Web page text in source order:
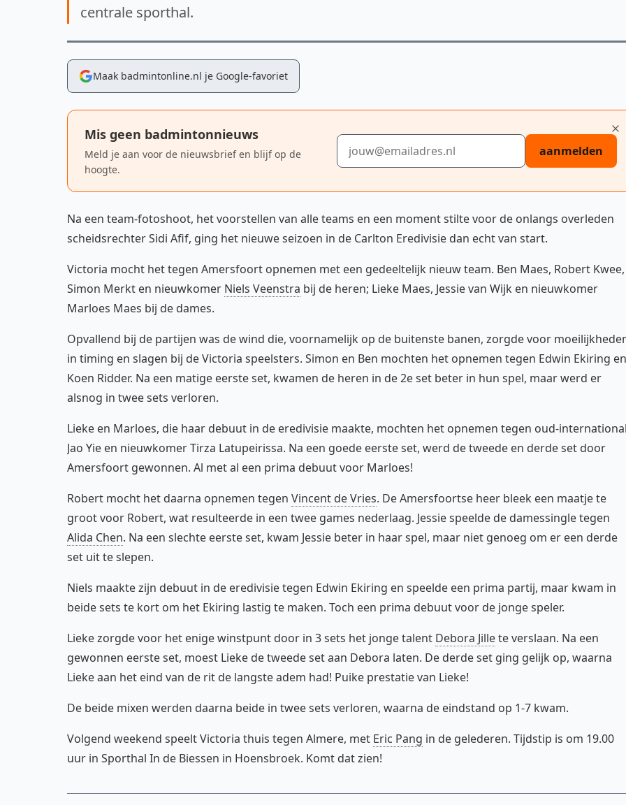
centrale sporthal.
Maak badmintonline.nl je Google-favoriet
Mis geen badmintonnieuws
Meld je aan voor de nieuwsbrief en blijf op de
hoogte.
E-mailadres
aanmelden
Na een team-fotoshoot, het voorstellen van alle teams en een moment stilte voor de onlangs overleden
scheidsrechter Sidi Afif, ging het nieuwe seizoen in de Carlton Eredivisie dan echt van start.
Victoria mocht het tegen Amersfoort opnemen met een gedeeltelijk nieuw team. Ben Maes, Robert Kwee,
Simon Merkt en nieuwkomer Niels Veenstra bij de heren; Lieke Maes, Jessie van Wijk en nieuwkomer
Marloes Maes bij de dames.
Opvallend bij de partijen was de wind die, voornamelijk op de buitenste banen, zorgde voor
in timing en slagen bij de Victoria speelsters. Simon en Ben mochten het opnemen tegen Edwin Ekiring en
Koen Ridder. Na een matige eerste set, kwamen de heren in de 2e set beter in hun spel, maar werd er
alsnog in twee sets verloren.
Lieke en Marloes, die haar debuut in de eredivisie maakte, mochten het opnemen tegen oud-
Jao Yie en nieuwkomer Tirza Latupeirissa. Na een goede eerste set, werd de tweede en derde set door
Amersfoort gewonnen. Al met al een prima debuut voor Marloes!
Robert mocht het daarna opnemen tegen Vincent de Vries. De Amersfoortse heer bleek een maatje te
groot voor Robert, wat resulteerde in een twee games nederlaag. Jessie speelde de damessingle tegen
Alida Chen. Na een slechte eerste set, kwam Jessie beter in haar spel, maar niet genoeg om er een derde
set uit te slepen.
Niels maakte zijn debuut in de eredivisie tegen Edwin Ekiring en speelde een prima partij, maar kwam in
beide sets te kort om het Ekiring lastig te maken. Toch een prima debuut voor de jonge speler.
Lieke zorgde voor het enige winstpunt door in 3 sets het jonge talent Debora Jillete verslaan. Na een
gewonnen eerste set, moest Lieke de tweede set aan Debora laten. De derde set ging gelijk op, waarna
Lieke aan het eind van de rit de langste adem had! Puike prestatie van Lieke!
De beide mixen werden daarna beide in twee sets verloren, waarna de eindstand op 1-7 kwam.
Volgend weekend speelt Victoria thuis tegen Almere, met Eric Pang in de gelederen. Tijdstip is om 19.00
uur in Sporthal In de Biessen in Hoensbroek. Komt dat zien!